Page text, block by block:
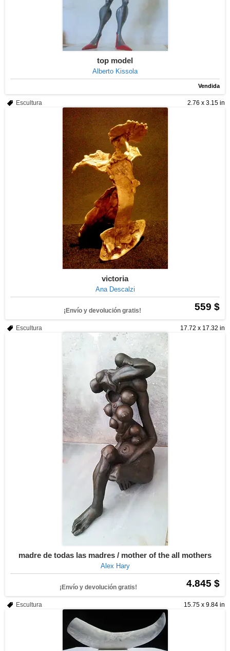
top model
Alberto Kissola
Vendida
2.76 x 3.15 in
Escultura
victoria
Ana Descalzi
559 $
¡Envío y devolución gratis!
17.72 x 17.32 in
Escultura
madre de todas las madres / mother of the all mothers
Alex Hary
4.845 $
¡Envío y devolución gratis!
15.75 x 9.84 in
Escultura